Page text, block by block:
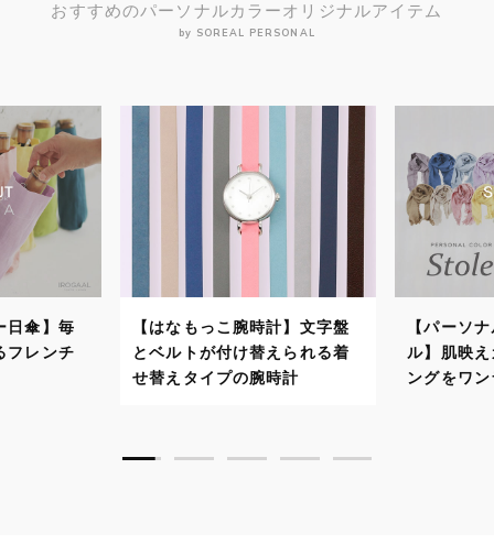
おすすめのパーソナルカラーオリジナルアイテム
by SOREAL PERSONAL
時計】文字盤
替えられる着
【パーソナルカラーストー
ル】肌映えカラーでスタイリ
ングをワンランクアップ！
【パ
自分
で顔